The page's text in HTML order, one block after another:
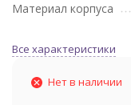
Материал корпуса
Все характеристики
Нет в наличии